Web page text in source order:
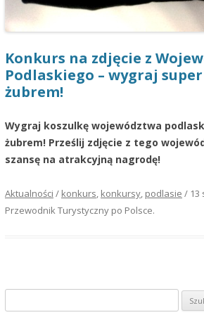
Konkurs na zdjęcie z
Podlaskiego – wygraj
żubrem!
Wygraj koszulkę województwa
żubrem! Prześlij zdjęcie z tego
szansę na atrakcyjną nagrodę!
Aktualności / konkurs, konkursy, podlasie / 13
Przewodnik Turystyczny po Polsce.